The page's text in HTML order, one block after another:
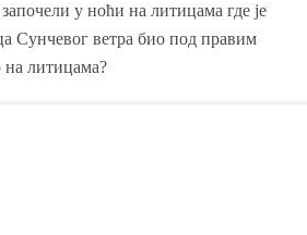
у ноћи на литицама где је
Сунчевог ветра био под правим
на литицама?